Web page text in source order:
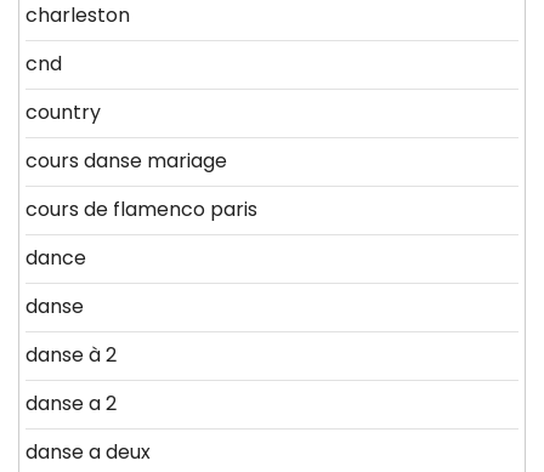
charleston
cnd
country
cours danse mariage
cours de flamenco paris
dance
danse
danse à 2
danse a 2
danse a deux